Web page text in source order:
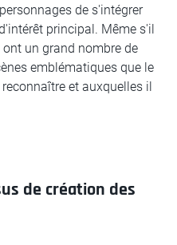
de s'intégrer
principal. Même s'il
un grand nombre de
emblématiques que le
et auxquelles il
de création des